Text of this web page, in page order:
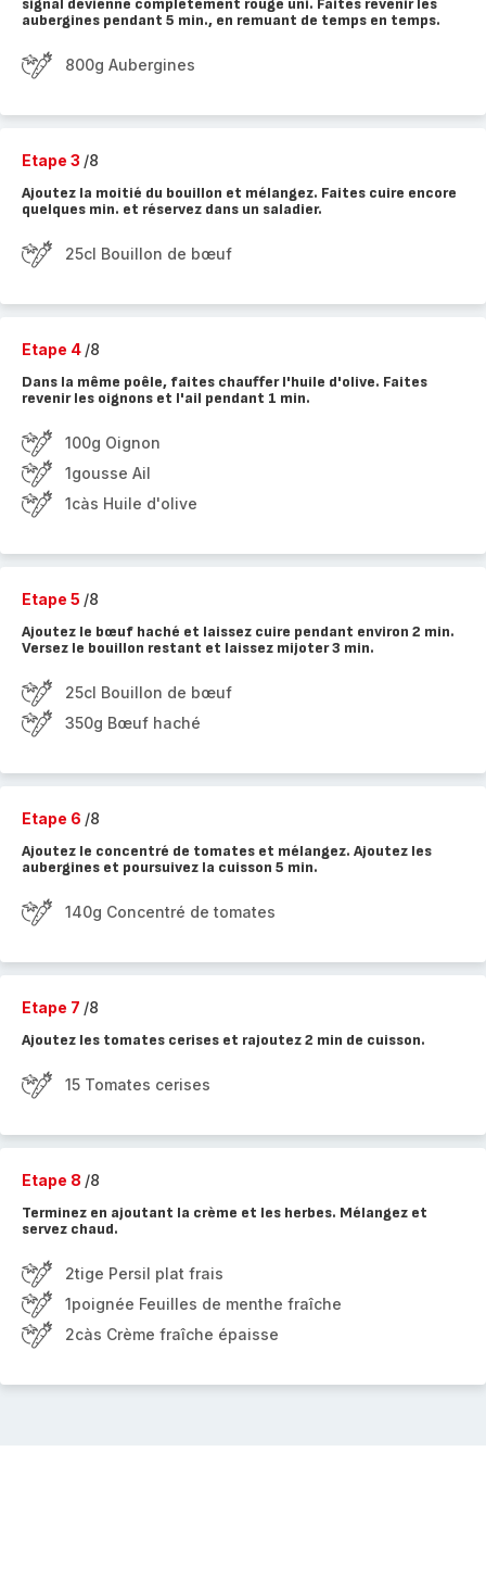
signal devienne complètement rouge uni. Faites revenir les
aubergines pendant 5 min., en remuant de temps en temps.
800g Aubergines
Etape 3 /8
Ajoutez la moitié du bouillon et mélangez. Faites cuire encore
quelques min. et réservez dans un saladier.
25cl Bouillon de bœuf
Etape 4 /8
Dans la même poêle, faites chauffer l'huile d'olive. Faites
revenir les oignons et l'ail pendant 1 min.
100g Oignon
1gousse Ail
1càs Huile d'olive
Etape 5 /8
Ajoutez le bœuf haché et laissez cuire pendant environ 2 min.
Versez le bouillon restant et laissez mijoter 3 min.
25cl Bouillon de bœuf
350g Bœuf haché
Etape 6 /8
Ajoutez le concentré de tomates et mélangez. Ajoutez les
aubergines et poursuivez la cuisson 5 min.
140g Concentré de tomates
Etape 7 /8
Ajoutez les tomates cerises et rajoutez 2 min de cuisson.
15 Tomates cerises
Etape 8 /8
Terminez en ajoutant la crème et les herbes. Mélangez et
servez chaud.
2tige Persil plat frais
1poignée Feuilles de menthe fraîche
2càs Crème fraîche épaisse